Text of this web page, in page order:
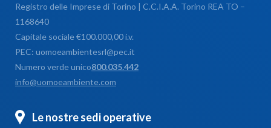
Registro delle Imprese di Torino | C.C.I.A.A. Torino REA TO –
1168640
Capitale sociale €100.000,00 i.v.
PEC: uomoeambientesrl@pec.it
Numero verde unico800.035.442
info@uomoeambiente.com
Le nostre sedi operative